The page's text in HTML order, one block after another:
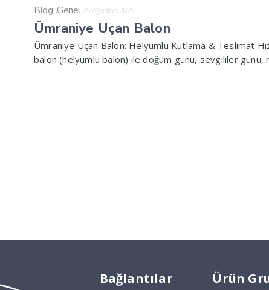
Blog ,Genel 25 Ağustos 2025
Ümraniye Uçan Balon
Ümraniye Uçan Balon: Helyumlu Kutlama & Teslimat
balon (helyumlu balon) ile doğum günü, sevgililer günü,
Bağlantılar Ürün